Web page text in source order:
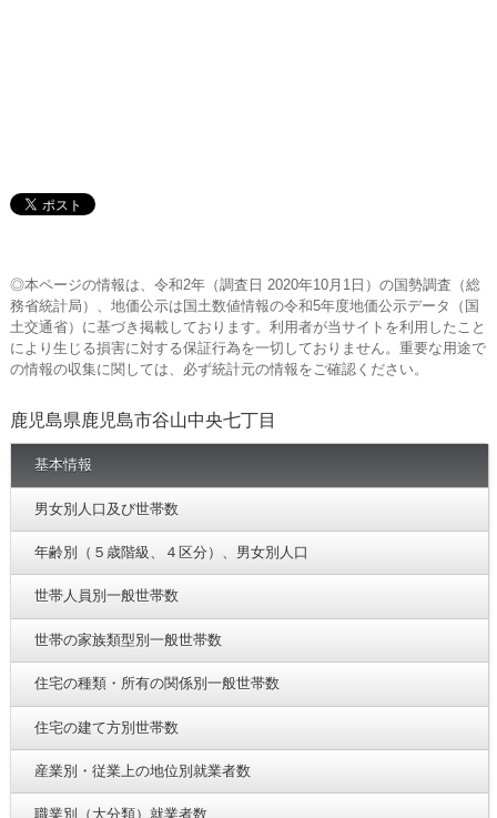
◎本ページの情報は、令和2年（調査日 2020年10月1日）の国勢調査（総
務省統計局）、地価公示は国土数値情報の令和5年度地価公示データ（国
土交通省）に基づき掲載しております。利用者が当サイトを利用したこと
により生じる損害に対する保証行為を一切しておりません。重要な用途で
の情報の収集に関しては、必ず統計元の情報をご確認ください。
鹿児島県鹿児島市谷山中央七丁目
基本情報
男女別人口及び世帯数
年齢別（５歳階級、４区分）、男女別人口
世帯人員別一般世帯数
世帯の家族類型別一般世帯数
住宅の種類・所有の関係別一般世帯数
住宅の建て方別世帯数
産業別・従業上の地位別就業者数
職業別（大分類）就業者数